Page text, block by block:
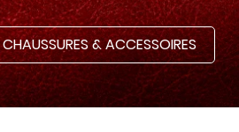
CHAUSSURES & ACCESSOIRES